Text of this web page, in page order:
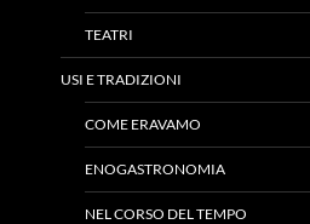
TEATRI
USI E TRADIZIONI
COME ERAVAMO
ENOGASTRONOMIA
NEL CORSO DEL TEMPO